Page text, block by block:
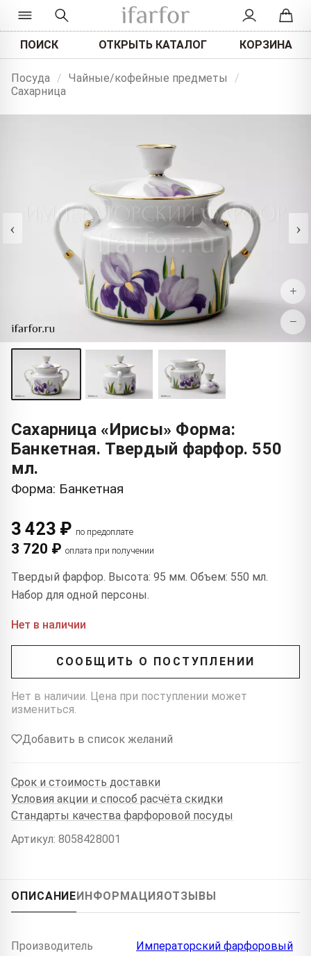
ПОИСК ОТКРЫТЬ КАТАЛОГ КОРЗИНА
Посуда / Чайные/кофейные предметы
/
Сахарница
‹ ›
+
−
Сахарница «Ирисы» Форма:
Банкетная. Твердый фарфор. 550
мл.
Форма: Банкетная
3 423 ₽ по предоплате
3 720 ₽ оплата при получении
Твердый фарфор. Высота: 95 мм. Объем: 550 мл.
Набор для одной персоны.
Нет в наличии
СООБЩИТЬ О ПОСТУПЛЕНИИ
Нет в наличии. Цена при поступлении может
измениться.
Добавить в список желаний
Срок и стоимость доставки
Условия акции и способ расчёта скидки
Стандарты качества фарфоровой посуды
Артикул: 8058428001
ОПИСАНИЕИНФОРМАЦИЯОТЗЫВЫ
Производитель
Императорский фарфоровый